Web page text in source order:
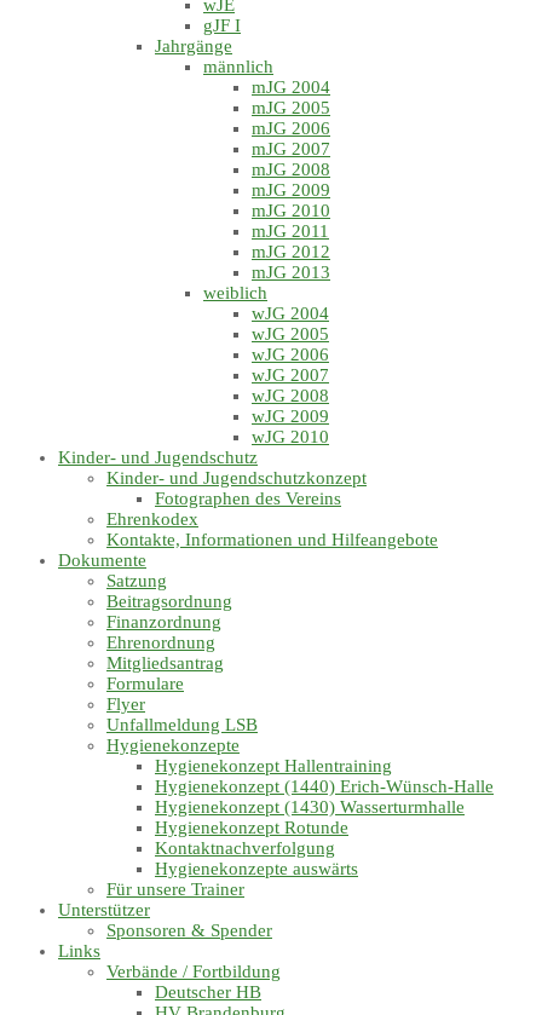
wJE
gJF I
Jahrgänge
männlich
mJG 2004
mJG 2005
mJG 2006
mJG 2007
mJG 2008
mJG 2009
mJG 2010
mJG 2011
mJG 2012
mJG 2013
weiblich
wJG 2004
wJG 2005
wJG 2006
wJG 2007
wJG 2008
wJG 2009
wJG 2010
Kinder- und Jugendschutz
Kinder- und Jugendschutzkonzept
Fotographen des Vereins
Ehrenkodex
Kontakte, Informationen und Hilfeangebote
Dokumente
Satzung
Beitragsordnung
Finanzordnung
Ehrenordnung
Mitgliedsantrag
Formulare
Flyer
Unfallmeldung LSB
Hygienekonzepte
Hygienekonzept Hallentraining
Hygienekonzept (1440) Erich-Wünsch-Halle
Hygienekonzept (1430) Wasserturmhalle
Hygienekonzept Rotunde
Kontaktnachverfolgung
Hygienekonzepte auswärts
Für unsere Trainer
Unterstützer
Sponsoren & Spender
Links
Verbände / Fortbildung
Deutscher HB